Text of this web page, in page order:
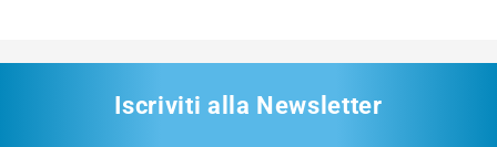
Iscriviti alla Newsletter